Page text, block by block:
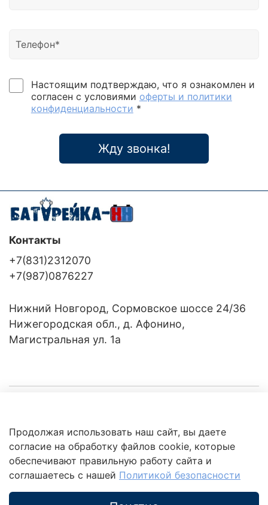
Настоящим подтверждаю, что я ознакомлен и
согласен с условиями оферты и политики
конфиденциальности *
Жду звонка!
Клиентам
Это интересно
Контакты
+7(831)2312070
+7(987)0876227
Нижний Новгород, Сормовское шоссе 24/36
Нижегородская обл., д. Афонино,
Магистральная ул. 1а
Продолжая использовать наш сайт, вы даете
согласие на обработку файлов cookie, которые
обеспечивают правильную работу сайта и
соглашаетесь с нашей Политикой безопасности
обработки